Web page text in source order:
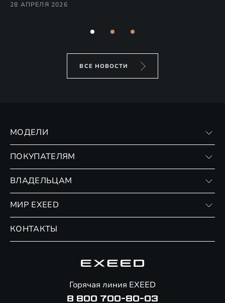
28 АПРЕЛЯ 2026
ВСЕ НОВОСТИ
МОДЕЛИ
ПОКУПАТЕЛЯМ
Страхование
ВЛАДЕЛЬЦАМ
Сервис
Помощь на дорогах
МИР EXEED
КОНТАКТЫ
Горячая линия EXEED
8 800 700-80-03